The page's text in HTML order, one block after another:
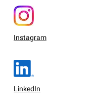
Instagram
LinkedIn